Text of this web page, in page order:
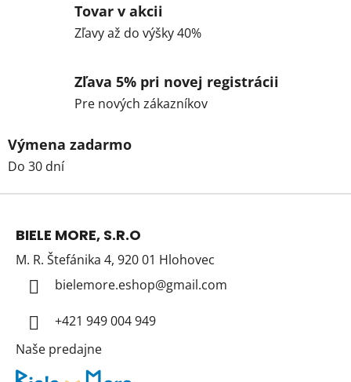
Tovar v akcii
Zľavy až do výšky 40%
Zľava 5% pri novej registrácii
Pre nových zákazníkov
Výmena zadarmo
Do 30 dní
Z
BIELE MORE, S.R.O
M. R. Štefánika 4, 920 01 Hlohovec
bielemore.eshop@gmail.com
+421 949 004 949
Naše predajne